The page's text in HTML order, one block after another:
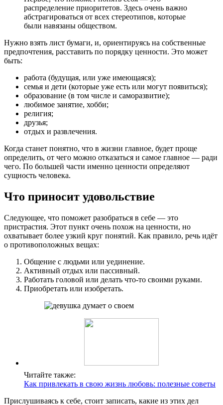
распределение приоритетов. Здесь очень важно
абстрагироваться от всех стереотипов, которые
были навязаны обществом.
Нужно взять лист бумаги, и, ориентируясь на собственные
предпочтения, расставить по порядку ценности. Это может
быть:
работа (будущая, или уже имеющаяся);
семья и дети (которые уже есть или могут появиться);
образование (в том числе и саморазвитие);
любимое занятие, хобби;
религия;
друзья;
отдых и развлечения.
Когда станет понятно, что в жизни главное, будет проще
определить, от чего можно отказаться и самое главное — ради
чего. По большей части именно ценности определяют
сущность человека.
Что приносит удовольствие
Следующее, что поможет разобраться в себе — это
пристрастия. Этот пункт очень похож на ценности, но
охватывает более узкий круг понятий. Как правило, речь идёт
о противоположных вещах:
Общение с людьми или уединение.
Активный отдых или пассивный.
Работать головой или делать что-то своими руками.
Приобретать или изобретать.
Читайте также:
Как привлекать в свою жизнь любовь: полезные советы
Прислушиваясь к себе, стоит записать, какие из этих дел